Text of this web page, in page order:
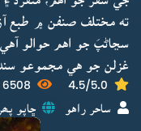
ته مختلف صنفن ۾ طبع
سڃاڻپَ جو اهم حوالو
غزلن جو هي مجموعو
4.5/5.0
6508
ساحر راهو ڇاپو